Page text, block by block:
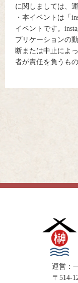
に関しましては、
・本イベントは「
イベントです。
プリケーションの
断または中止によ
者が責任を負うも
運営：
〒514-